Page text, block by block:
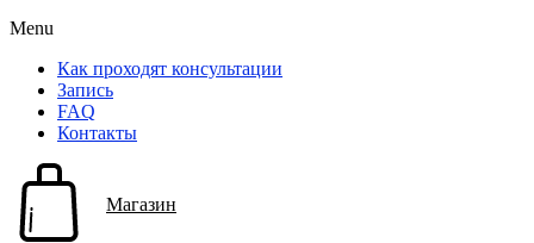
Menu
Как проходят консультации
Запись
FAQ
Контакты
Магазин